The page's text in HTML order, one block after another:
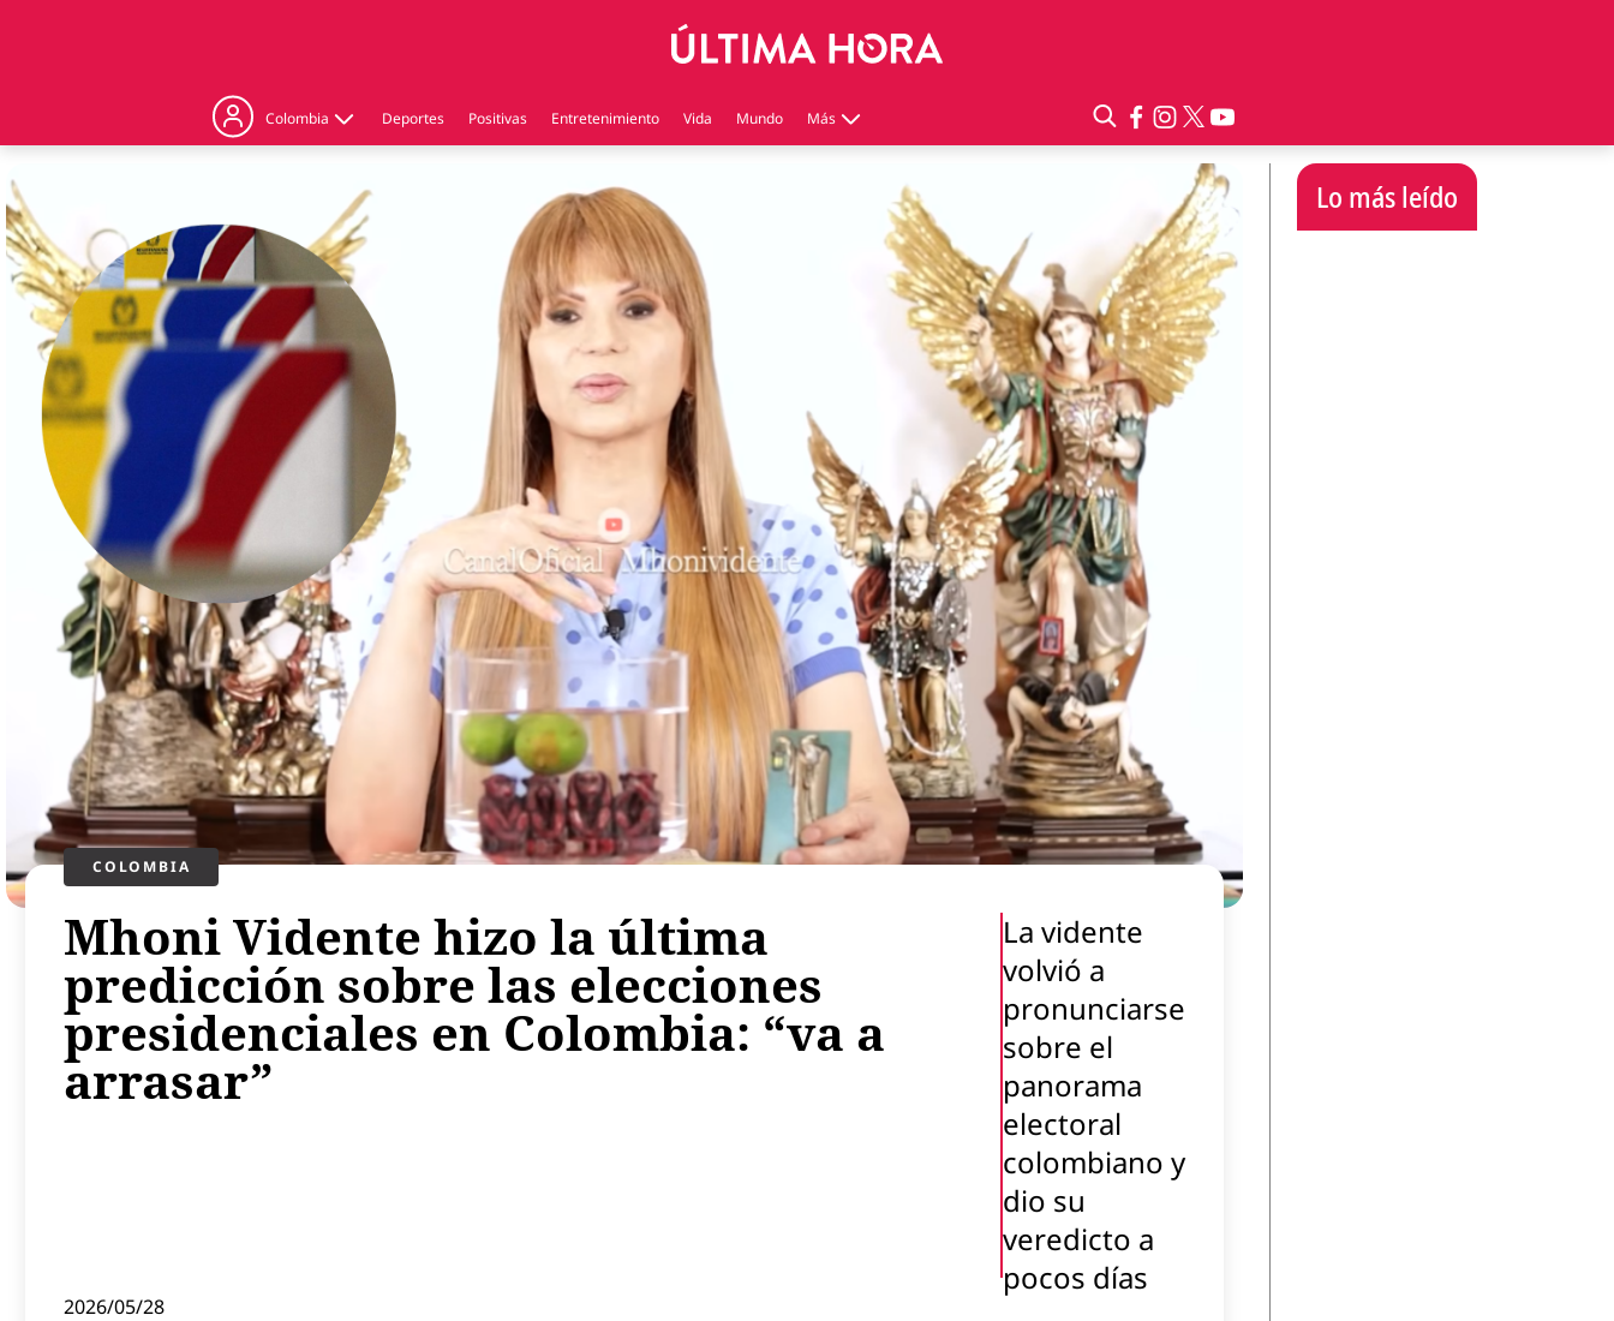
Colombia
Regiones
Deportes Positivas Entretenimiento Vida Mundo Más
Tecnología
Economía
Estilo de vida
Contenido patrocinado
COLOMBIA
Mhoni Vidente hizo la última
predicción sobre las elecciones
presidenciales en Colombia: “va a
arrasar”
La vidente
volvió a
pronunciarse
sobre el
panorama
electoral
colombiano y
dio su
veredicto a
pocos días
2026/05/28
Lo más leído